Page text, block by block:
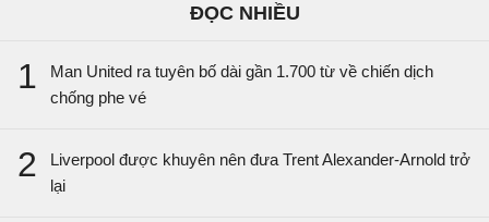
ĐỌC NHIỀU
1
Man United ra tuyên bố dài gần 1.700 từ về chiến dịch
chống phe vé
2
Liverpool được khuyên nên đưa Trent Alexander-Arnold trở
lại